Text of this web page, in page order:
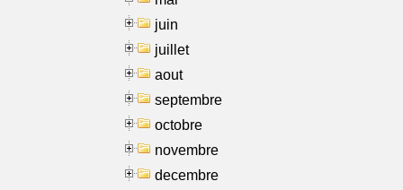
juin
juillet
aout
septembre
octobre
novembre
decembre